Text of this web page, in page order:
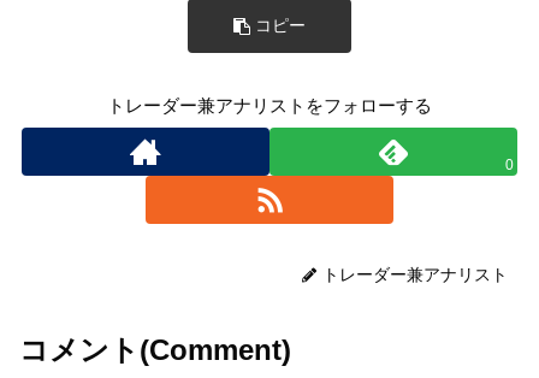
コピー
トレーダー兼アナリストをフォローする
0
トレーダー兼アナリスト
コメント(Comment)